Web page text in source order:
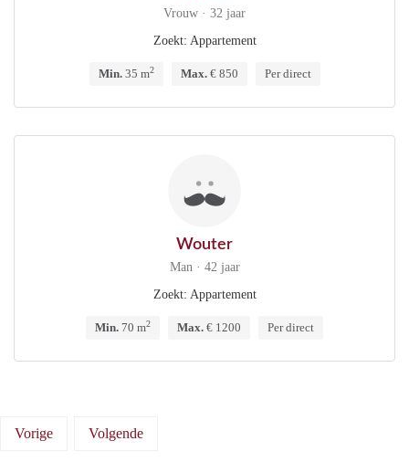
Vrouw · 32 jaar
Zoekt: Appartement
Min.35 m2 Max.€ 850 Per direct
Wouter
Man · 42 jaar
Zoekt: Appartement
Min. 70 m2 Max. € 1200 Per direct
Vorige Volgende